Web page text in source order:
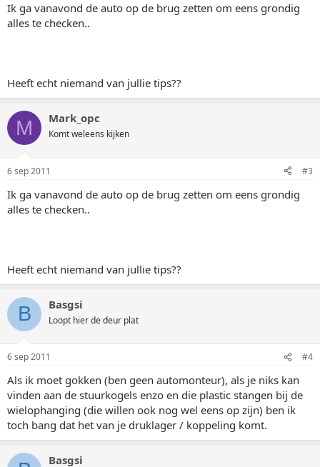
Ik ga vanavond de auto op de brug zetten om eens grondig
alles te checken..
Heeft echt niemand van jullie tips??
M Mark_opc
Komt weleens kijken
6 sep 2011 #3
Ik ga vanavond de auto op de brug zetten om eens grondig
alles te checken..
Heeft echt niemand van jullie tips??
B Basgsi
Loopt hier de deur plat
6 sep 2011 #4
Als ik moet gokken (ben geen automonteur), als je niks kan
vinden aan de stuurkogels enzo en die plastic stangen bij de
wielophanging (die willen ook nog wel eens op zijn) ben ik
toch bang dat het van je druklager / koppeling komt.
Basgsi